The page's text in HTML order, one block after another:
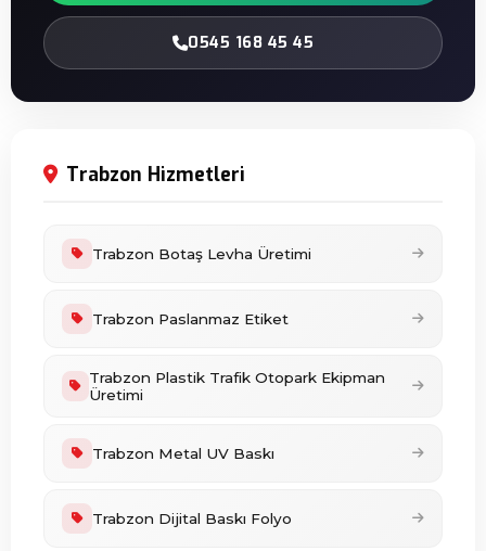
0545 168 45 45
Trabzon Hizmetleri
Trabzon Botaş Levha Üretimi
Trabzon Paslanmaz Etiket
Trabzon Plastik Trafik Otopark Ekipman
Üretimi
Trabzon Metal UV Baskı
Trabzon Dijital Baskı Folyo